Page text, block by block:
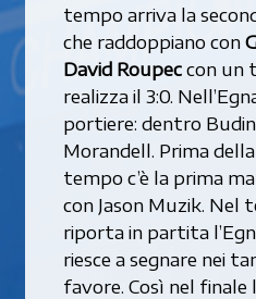
tempo arriva la
che raddoppiano con
David Roupeccon un
realizza il 3:0.
portiere: dentro
Morandell. Prima
tempo c’è la prima
con Jason Muzik. Nel
riporta in partita
riesce a segnare nei
favore. Così nel finale